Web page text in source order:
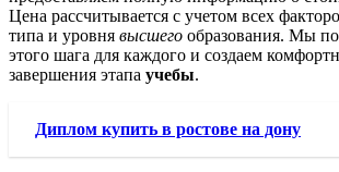
Цена рассчитывается с учетом всех
типа и уровня высшего образования. Мы
этого шага для каждого и создаем
завершения этапа учебы.
Диплом купить в ростове на дону